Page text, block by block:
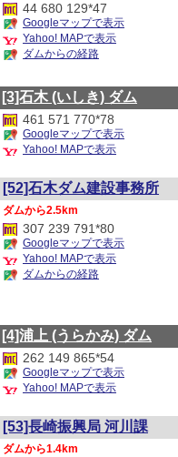
44 680 129*47
Googleマップで表示
Yahoo! MAPで表示
ダムからの経路
[3]石木 (いしき) ダム
461 571 770*78
Googleマップで表示
Yahoo! MAPで表示
[52]石木ダム建設事務所
2.5km
307 239 791*80
Googleマップで表示
Yahoo! MAPで表示
ダムからの経路
[4]浦上 (うらかみ) ダム
262 149 865*54
Googleマップで表示
Yahoo! MAPで表示
[53]長崎振興局 河川課
1.4km